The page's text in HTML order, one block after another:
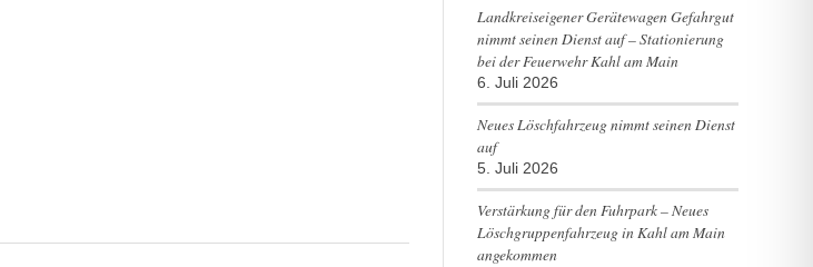
Landkreiseigener Gerätewagen Gefahrgut
nimmt seinen Dienst auf – Stationierung
bei der Feuerwehr Kahl am Main
6. Juli 2026
Neues Löschfahrzeug nimmt seinen Dienst
auf
5. Juli 2026
Verstärkung für den Fuhrpark – Neues
Löschgruppenfahrzeug in Kahl am Main
angekommen